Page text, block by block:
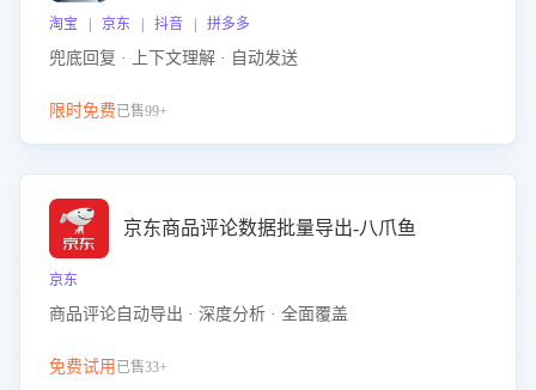
淘宝 | 京东 | 抖音 | 拼多多
兜底回复 · 上下文理解 · 自动发送
限时免费已售99+
京东商品评论数据批量导出-八爪鱼
京东
商品评论自动导出 · 深度分析 · 全面覆盖
免费试用 已售33+